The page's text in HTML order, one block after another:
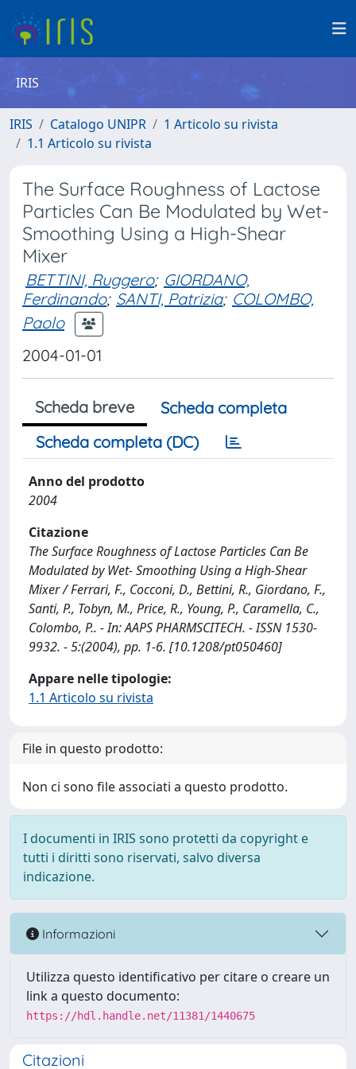
IRIS
IRIS Catalogo UNIPR
1 Articolo su rivista
1.1 Articolo su rivista
The Surface Roughness of Lactose
Particles Can Be Modulated by Wet-
Smoothing Using a High-Shear
Mixer
BETTINI, Ruggero; GIORDANO,
Ferdinando; SANTI, Patrizia; COLOMBO,
Paolo
2004-01-01
Scheda breve
Scheda completa
Scheda completa (DC)
Anno del prodotto
2004
Citazione
The Surface Roughness of Lactose Particles Can Be
Modulated by Wet- Smoothing Using a High-Shear
Mixer / Ferrari, F., Cocconi, D., Bettini, R., Giordano, F.,
Santi, P., Tobyn, M., Price, R., Young, P., Caramella, C.,
Colombo, P.. - In: AAPS PHARMSCITECH. - ISSN 1530-
9932. - 5:(2004), pp. 1-6. [10.1208/pt050460]
Appare nelle tipologie:
1.1 Articolo su rivista
File in questo prodotto:
Non ci sono file associati a questo prodotto.
I documenti in IRIS sono protetti da copyright e
tutti i diritti sono riservati, salvo diversa
indicazione.
Informazioni
Utilizza questo identificativo per citare o creare un
link a questo documento:
https://hdl.handle.net/11381/1440675
Citazioni